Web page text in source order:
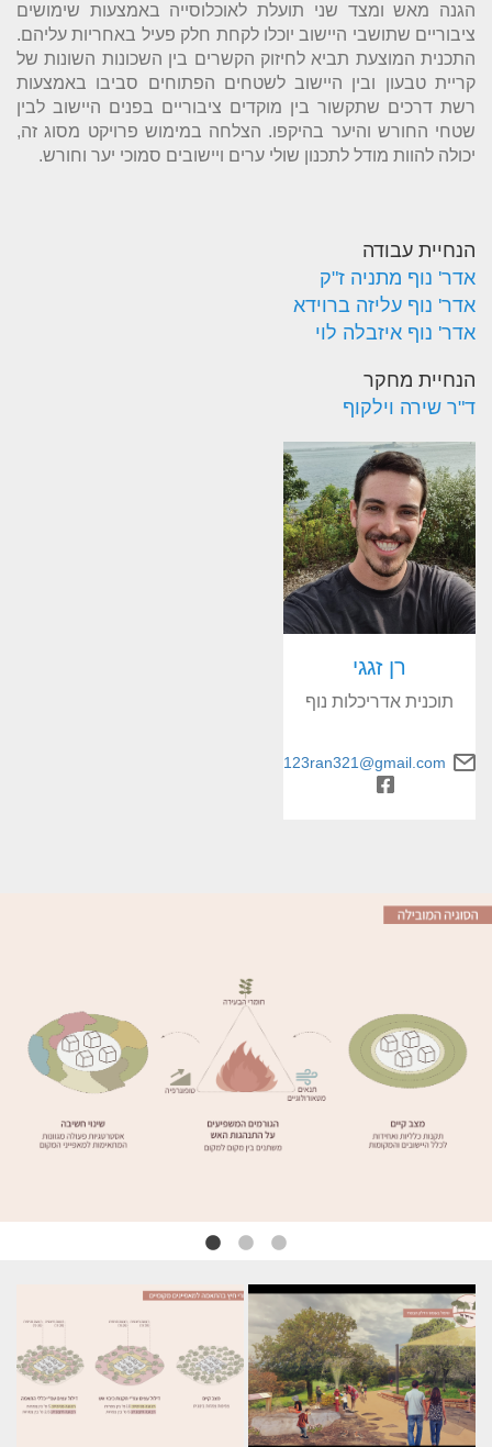
הגנה מאש ומצד שני תועלת לאוכלוסייה באמצעות שימושים
ציבוריים שתושבי היישוב יוכלו לקחת חלק פעיל באחריות עליהם.
התכנית המוצעת תביא לחיזוק הקשרים בין השכונות השונות של
קריית טבעון ובין היישוב לשטחים הפתוחים סביבו באמצעות
רשת דרכים שתקשור בין מוקדים ציבוריים בפנים היישוב לבין
שטחי החורש והיער בהיקפו. הצלחה במימוש פרויקט מסוג זה,
יכולה להוות מודל לתכנון שולי ערים ויישובים סמוכי יער וחורש.
הנחיית עבודה
אדר' נוף מתניה ז"ק
אדר' נוף עליזה ברוידא
אדר' נוף איזבלה לוי
הנחיית מחקר
ד"ר שירה וילקוף
רן זגגי
תוכנית אדריכלות נוף
123ran321@gmail.com